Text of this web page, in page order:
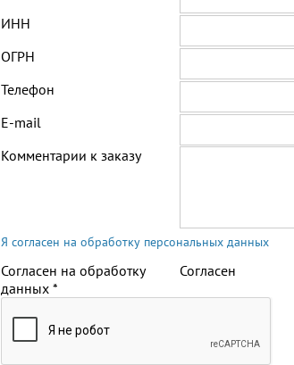
ИНН
ОГРН
Телефон
E-mail
Комментарии к заказу
Я согласен на обработку персональных данных
Согласен на обработку
данных *
Согласен